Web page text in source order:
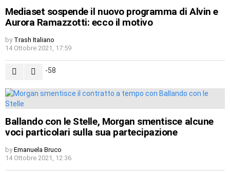
Mediaset sospende il nuovo programma di Alvin e
Aurora Ramazzotti: ecco il motivo
by Trash Italiano
14 Ottobre 2021, 17:59
-58
Ballando con le Stelle, Morgan smentisce alcune
voci particolari sulla sua partecipazione
by Emanuela Bruco
14 Ottobre 2021, 12:36